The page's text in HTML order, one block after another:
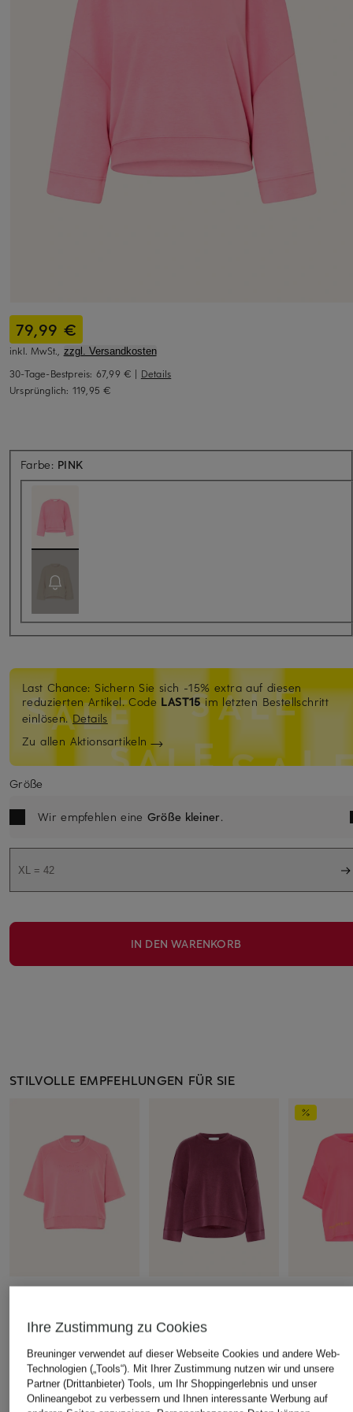
79,99 €
inkl. MwSt., zzgl. Versandkosten
30-Tage-Bestpreis: 67,99 € | Details
Ursprünglich: 119,95 €
Farbe: PINK
Last Chance: Sichern Sie sich -15% extra auf diesen
reduzierten Artikel. Code LAST15im letzten Bestellschritt
einlösen.Details
Zu allen Aktionsartikeln
Größe
Wir empfehlen eine Größe kleiner.
XL = 42
IN DEN WARENKORB
STILVOLLE EMPFEHLUNGEN FÜR SIE
CATNOIR
54,99 €
Bestpreis:46,74 €
Ursprünglich:69,95 €
Rich & Royal
ab 64,99 €
Bestpreis:55,24 €
Ursprünglich:129,95 €
89,99 €
Bestpreis:
Ihre Zustimmung zu Cookies
Breuninger verwendet auf dieser Webseite Cookies und andere Web-
Technologien („Tools“). Mit Ihrer Zustimmung nutzen wir und unsere
Partner (Drittanbieter) Tools, um Ihr Shoppingerlebnis und unser
Onlineangebot zu verbessern und Ihnen interessante Werbung auf